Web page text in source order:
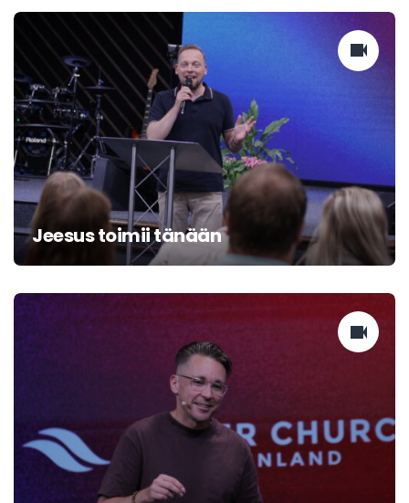
Jeesus toimii tänään